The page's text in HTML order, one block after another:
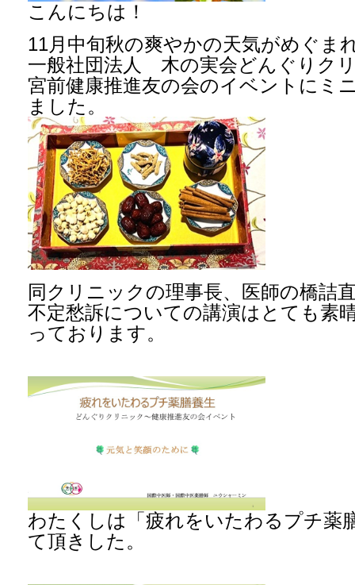
こんにちは！
11月中旬秋の爽やかの天気がめぐま
一般社団法人 木の実会どんぐ
宮前健康推進友の会のイベントにミ
ました。
同クリニックの理事長、医師
不定愁訴についての講演はとても素
っております。
わたくしは「疲れをいたわるプチ薬
て頂きした。